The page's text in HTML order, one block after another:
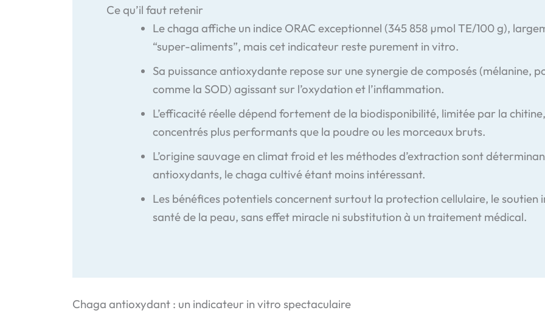
Ce qu’il faut retenir
Le chaga affiche un indice ORAC exceptionnel (345 858 µmol TE/100 g),
“super-aliments”, mais cet indicateur reste purement in vitro.
Sa puissance antioxydante repose sur une synergie de composés (mélanine,
comme la SOD) agissant sur l’oxydation et l’inflammation.
L’efficacité réelle dépend fortement de la biodisponibilité, limitée par la
concentrés plus performants que la poudre ou les morceaux bruts.
L’origine sauvage en climat froid et les méthodes d’extraction sont
antioxydants, le chaga cultivé étant moins intéressant.
Les bénéfices potentiels concernent surtout la protection cellulaire, le
santé de la peau, sans effet miracle ni substitution à un traitement médical.
Chaga antioxydant : un indicateur in vitro spectaculaire